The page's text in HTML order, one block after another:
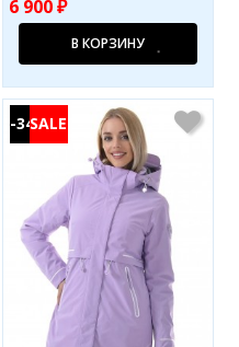
6 900 ₽
В КОРЗИНУ
-34%